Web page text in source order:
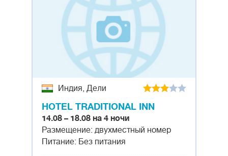
Индия, Дели
HOTEL TRADITIONAL INN
14.08 – 18.08 на 4 ночи
Размещение: двухместный номер
Питание: Без питания